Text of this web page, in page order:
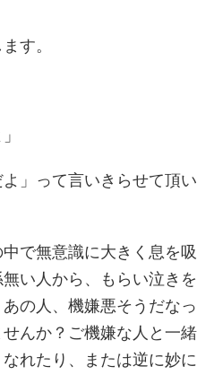
す。
よ」って言いきらせて頂い
で無意識に大きく息を吸
い人から、もらい泣きを
の人、機嫌悪そうだなっ
んか？ご機嫌な人と一緒
れたり、または逆に妙に